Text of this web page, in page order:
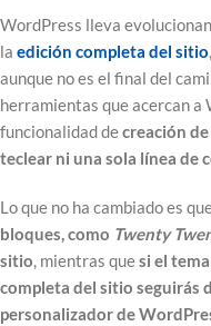
WordPress lleva
la edición completa del sitio
aunque no es el final del
herramientas que acercan a
funcionalidad decreación
teclear ni una sola línea de
Lo que no ha cambiado es
bloques, como Twenty
sitio, mientras quesi el
completa del sitio seguirás
personalizador de